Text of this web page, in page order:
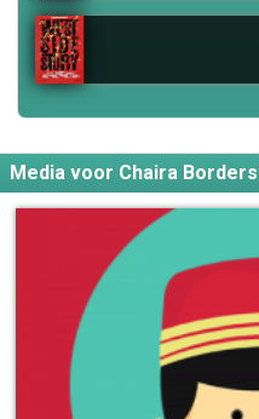
Media voor Chaira